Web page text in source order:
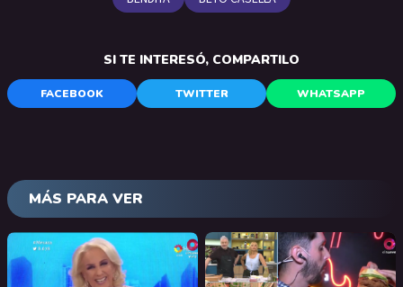
SI TE INTERESÓ, COMPARTILO
FACEBOOK TWITTER WHATSAPP
MÁS PARA VER